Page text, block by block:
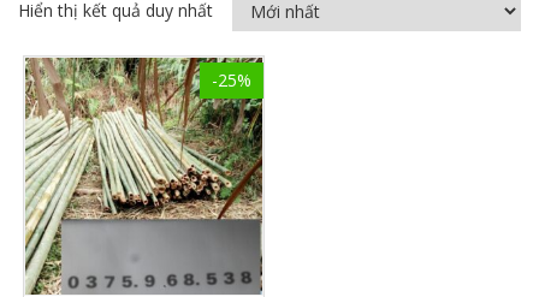
Hiển thị kết quả duy nhất
-25%